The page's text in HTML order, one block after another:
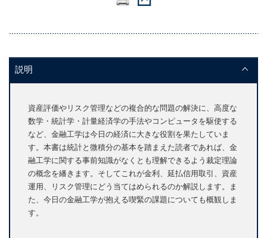
説明
資産評価やリスク管理などの複合的な問題の解決に、高度な
数学・統計学・計量経済学の手法やコンピュータを駆使する
など、金融工学は今日の経済に大きな役割を果たしていま
す。本書は統計と微積分の基本を踏まえた読者であれば、金
融工学に関する事前知識がなくとも理解できるよう裁定理論
の概念を繙きます。そしてこれが金利、延払信用取引、資産
運用、リスク管理にどう当てはめられるのか解説します。ま
た、今日の金融工学が抱える喫緊の課題についても概観しま
す。